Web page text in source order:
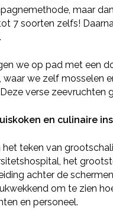
maar
7 soorten zelfs!
we op pad met een
waar we zelf mosselen
verse zeevruchten
en culinaire
het teken van
het
achter de
om te zien
en personeel.